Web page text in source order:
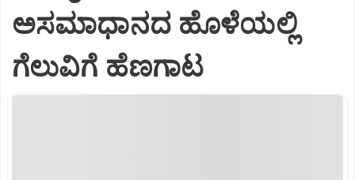
ಅಸಮಾಧಾನದ ಹೊಳೆಯಲ್ಲಿ
ಗೆಲುವಿಗೆ ಹೆಣಗಾಟ